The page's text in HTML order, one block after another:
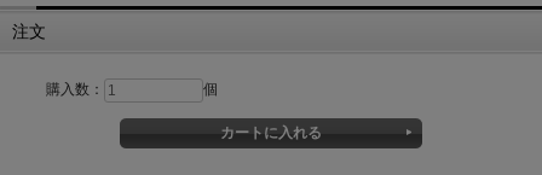
注文
購入数： 個